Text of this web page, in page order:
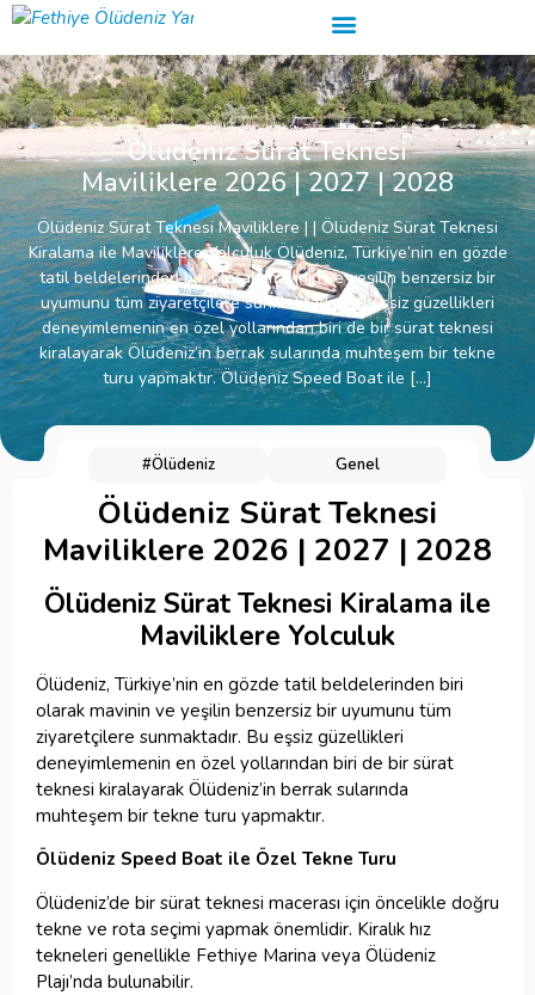
Ölüdeniz Sürat Teknesi
Maviliklere 2026 | 2027 | 2028
Ölüdeniz Sürat Teknesi Maviliklere | | Ölüdeniz Sürat Teknesi
Kiralama ile Maviliklere Yolculuk Ölüdeniz, Türkiye’nin en gözde
tatil beldelerinden biri olarak mavinin ve yeşilin benzersiz bir
uyumunu tüm ziyaretçilere sunmaktadır. Bu eşsiz güzellikleri
deneyimlemenin en özel yollarından biri de bir sürat teknesi
kiralayarak Ölüdeniz’in berrak sularında muhteşem bir tekne
turu yapmaktır. Ölüdeniz Speed Boat ile […]
#Ölüdeniz Genel
Ölüdeniz Sürat Teknesi
Maviliklere 2026 | 2027 | 2028
Ölüdeniz Sürat Teknesi Kiralama ile
Maviliklere Yolculuk
Ölüdeniz, Türkiye’nin en gözde tatil beldelerinden biri
olarak mavinin ve yeşilin benzersiz bir uyumunu tüm
ziyaretçilere sunmaktadır. Bu eşsiz güzellikleri
deneyimlemenin en özel yollarından biri de bir sürat
teknesi kiralayarak Ölüdeniz’in berrak sularında
muhteşem bir tekne turu yapmaktır.
Ölüdeniz Speed Boat ile Özel Tekne Turu
Ölüdeniz’de bir sürat teknesi macerası için öncelikle doğru
tekne ve rota seçimi yapmak önemlidir. Kiralık hız
tekneleri genellikle Fethiye Marina veya Ölüdeniz
Plajı’nda bulunabilir.